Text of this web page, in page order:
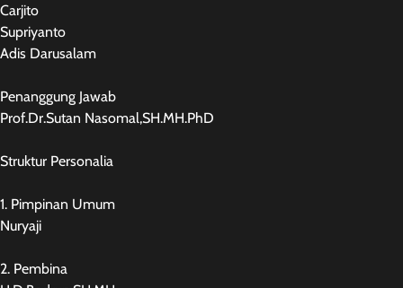
Carjito
Supriyanto
Adis Darusalam
Penanggung Jawab
Prof.Dr.Sutan Nasomal,SH.MH.PhD
Struktur Personalia
1. Pimpinan Umum
Nuryaji
2. Pembina